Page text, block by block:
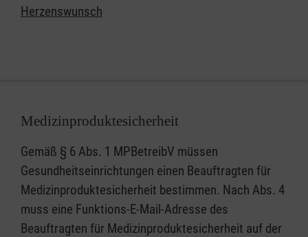
Herzenswunsch
Medizinproduktesicherheit
Gemäß § 6 Abs. 1 MPBetreibV müssen
Gesundheitseinrichtungen einen Beauftragten für
Medizinproduktesicherheit bestimmen. Nach Abs. 4
muss eine Funktions-E-Mail-Adresse des
Beauftragten für Medizinproduktesicherheit auf der